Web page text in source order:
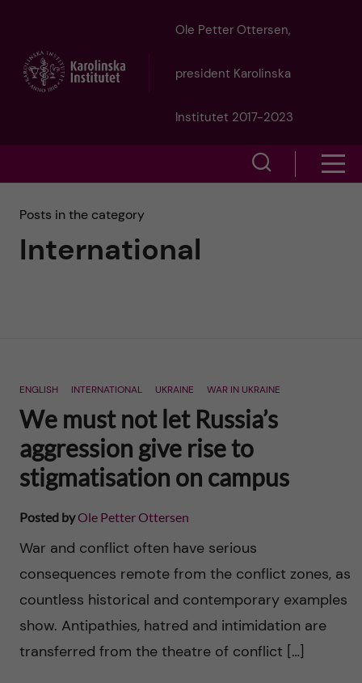
t
m
Ole Petter Ottersen,
president Karolinska
Institutet 2017-2023
c
f
d
Posts in the category
International
ENGLISH INTERNATIONAL UKRAINE WAR IN UKRAINE
We must not let Russia’s
aggression give rise to
stigmatisation on campus
Posted byOle Petter Ottersen
War and conflict often have serious
consequences remote from the conflict zones, as
countless historical and contemporary examples
show. Antipathies, hatred and intimidation are
transferred from the theatre of conflict […]